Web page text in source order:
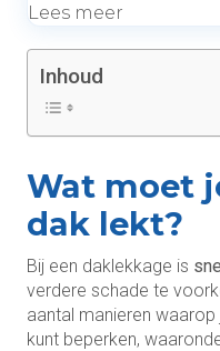
Lees meer
Inhoud
Wat moet
dak lekt?
Bij een daklekkage is
verdere schade te
aantal manieren
kunt beperken,